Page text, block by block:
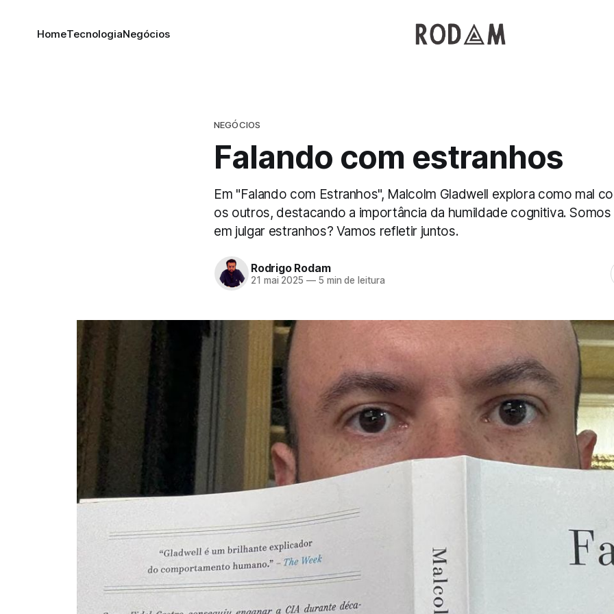
HomeTecnologiaNegócios
NEGÓCIOS
Falando com estranhos
Em "Falando com Estranhos", Malcolm Gladwell explora como mal
os outros, destacando a importância da humildade cognitiva.
em julgar estranhos? Vamos refletir juntos.
Rodrigo Rodam
21 mai 2025 —5 min de leitura